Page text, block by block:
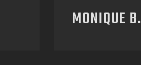
MONIQUE B.